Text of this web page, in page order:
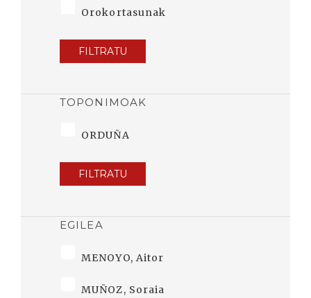
Orokortasunak
FILTRATU
TOPONIMOAK
ORDUÑA
FILTRATU
EGILEA
MENOYO, Aitor
MUÑOZ, Soraia